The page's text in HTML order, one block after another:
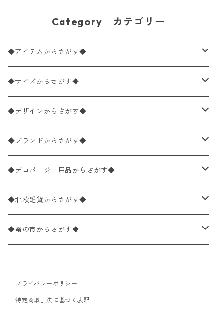
Category｜カテゴリー
◆アイテムからさがす◆
ペーパーナプキン2枚バラ売り
ペーパーナプキン1枚バラ売り
ペーパーナプキン20枚入りパック
ペーパーナプキン10枚入りパック
ライスペーパー
ペーパーリネンナプキン
ワックスペーパー
◆サイズからさがす◆
33×33cm（ランチサイズ）
バラ売り
パック売り
25×25cm（カクテルサイズ）
バラ売り
パック売り
40×40cm（ディナーサイズ）
バラ売り
パック売り
21×21cm（ポケットサイズ）
バラ売り
33cm（ラウンド）
◆デザインからさがす◆
花柄
植物・グリーン柄
動物・鳥・昆虫・蝶柄
海・魚柄
食べ物・フルーツ・野菜・ドリンク柄
◆ブランドからさがす◆
ドイツ製 IHR/イア
ランチサイズ
カクテルサイズ
ドイツ製 Ambiente/アンビエンテ
ランチサイズ
ドイツ製 Paperproducts Design
カクテルサイズ
ランチサイズ
ドイツ製 ti-flair/ティーフレア
◆デコパージュ用品からさがす◆
デコパージュ液
デコパージュ下地
デコパージュはさみ
◆北欧雑貨からさがす◆
シリコンモールド
トレイ
◆蚤の市からさがす◆
北欧雑貨
プライバシーポリシー
特定商取引法に基づく表記